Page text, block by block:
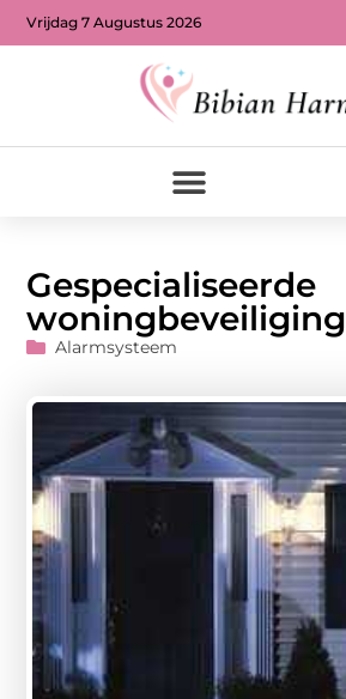
Vrijdag 7 Augustus 2026
Gespecialiseerde
woningbeveiliging
Alarmsysteem